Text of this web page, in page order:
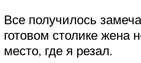
Все получилось
готовом столике жена
место, где я резал.